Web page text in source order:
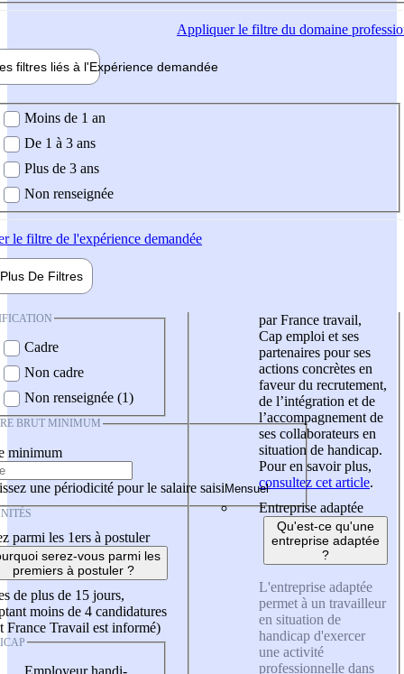
Appliquerle filtre du domaine
filtres liés à l'Expérience demandée
demandée
Moins de 1 an
De 1 à 3 ans
Plus de 3 ans
Non renseignée
le filtre de l'expérience demandée
Plus De Filtres
Cadre
Non cadre
Non renseignée (1)
BRUT MINIMUM
minimum
une périodicité pour le salaire saisi
parmi les 1ers à postuler
serez-vous parmi les
premiers à postuler ?
de plus de 15 jours,
moins de 4 candidatures
France Travail est informé)
par France travail,
Cap emploi et ses
partenaires pour ses
actions concrètes en
faveur du recrutement,
de l’intégration et de
l’accompagnement de
ses collaborateurs en
situation de handicap.
Pour en savoir plus,
consultez cet article.
Entreprise adaptée
Qu'est-ce qu'une
entreprise adaptée
?
L'entreprise adaptée
permet à un travailleur
en situation de
handicap d'exercer
une activité
professionnelle dans